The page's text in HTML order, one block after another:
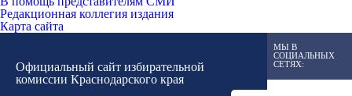
Редакционная коллегия издания
Карта сайта
Официальный сайт избирательной
комиссии Краснодарского края
МЫ В
СОЦИАЛЬНЫХ
СЕТЯХ: